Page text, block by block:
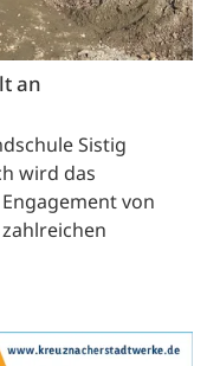
an
Sistig
wird das
von